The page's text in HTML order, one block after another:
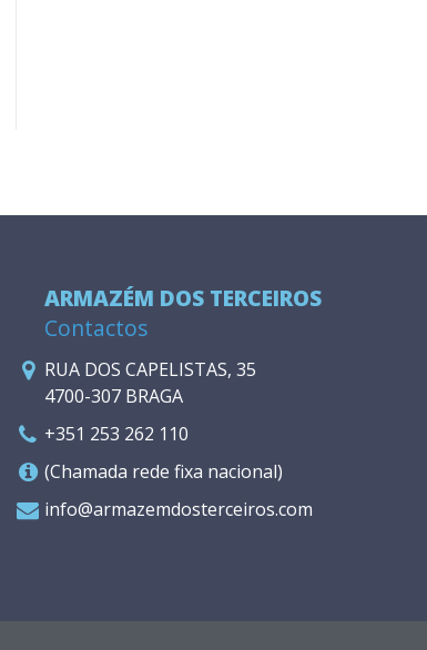
ARMAZÉM DOS TERCEIROS
Contactos
RUA DOS CAPELISTAS, 35
4700-307 BRAGA
+351 253 262 110
(Chamada rede fixa nacional)
info@armazemdosterceiros.com